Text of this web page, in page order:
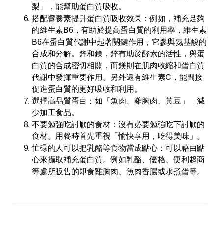
梨」，能幫助蛋白質吸收。
搭配營養素提升蛋白質吸收效果：例如，補充足夠
的維生素B6，有助於提高蛋白質的利用率，維生素
B6在蛋白質代謝中起著關鍵作用，它參與氨基酸的
合成和分解。鋅和鎂，鋅有助於酵素的活性，與蛋
白質的合成密切相關，而鎂則在肌肉收縮和蛋白質
代謝中發揮重要作用。另外還有維生素C，能間接
促進蛋白質的更好吸收和利用。
選擇高品質蛋白：如「魚肉、雞胸肉、黃豆」，減
少加工食品。
不要勉強吃討厭的食材：沒有必要勉強吃下討厭的
食材。用餐時首先重視「愉快享用，吃得美味」。
忙碌的人可以把乳酪等食物當成點心：可以藉由點
心來攝取補充蛋白質。例如乳酪、優格、便利超商
等處所販售的即食雞胸肉、魚肉香腸或水煮蛋等。